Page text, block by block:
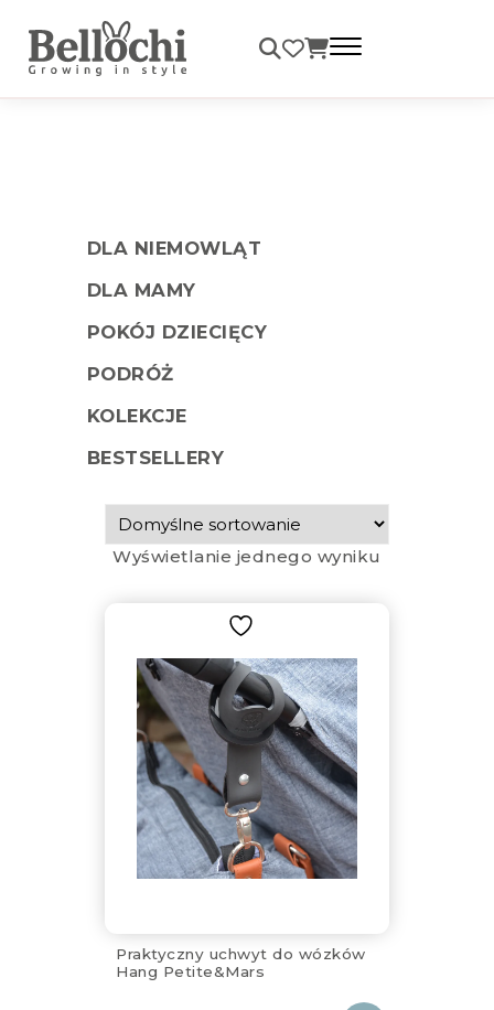
Darmowa dostawa od 99 zł
DLA NIEMOWLĄT
DLA MAMY
POKÓJ DZIECIĘCY
PODRÓŻ
KOLEKCJE
BESTSELLERY
Wyświetlanie jednego wyniku
Praktyczny uchwyt do wózków
Hang Petite&Mars